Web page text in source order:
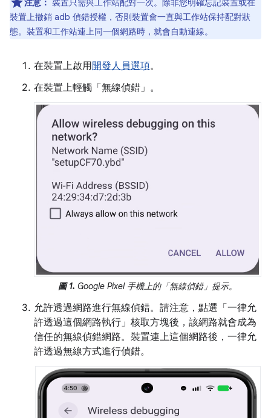
注意： 裝置只需與工作站配對一次。除非您明確忘記裝置或在
裝置上撤銷 adb 偵錯授權，否則裝置會一直與工作站保持配對狀
態。裝置和工作站連上同一個網路時，就會自動連線。
在裝置上啟用開發人員選項。
在裝置上輕觸「無線偵錯」。
圖 1. Google Pixel 手機上的「無線偵錯」 提示。
允許透過網路進行無線偵錯。請注意，點選「一律允
許透過這個網路執行」 核取方塊後，該網路就會成為
信任的無線偵錯網路。裝置連上這個網路後，一律允
許透過無線方式進行偵錯。